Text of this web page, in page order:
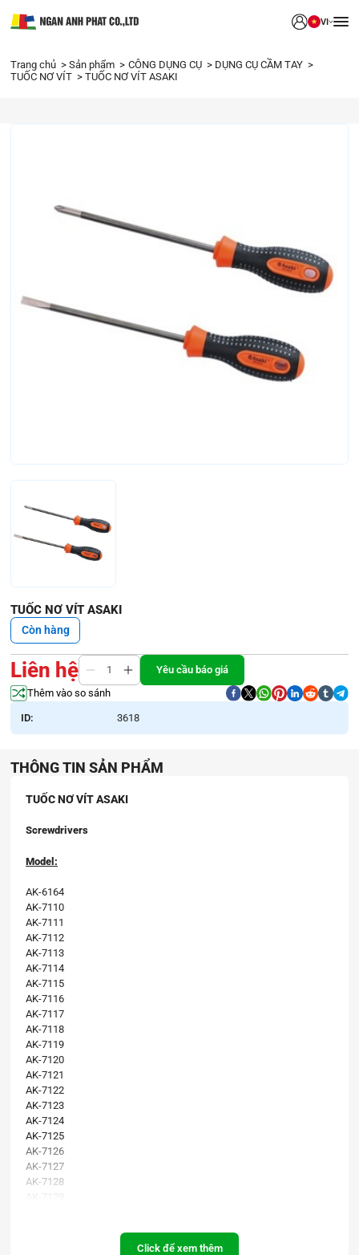
VI
Trang chủ Sản phẩm CÔNG DỤNG CỤ
DỤNG CỤ CẦM TAY
TUỐC NƠ VÍT
TUỐC NƠ VÍT ASAKI
TUỐC NƠ VÍT ASAKI
Còn hàng
Liên hệ
Yêu cầu báo giá
Thêm vào so sánh
ID: 3618
THÔNG TIN SẢN PHẨM
TUỐC NƠ VÍT ASAKI
Screwdrivers
Model:
AK-6164
AK-7110
AK-7111
AK-7112
AK-7113
AK-7114
AK-7115
AK-7116
AK-7117
AK-7118
AK-7119
AK-7120
AK-7121
AK-7122
AK-7123
AK-7124
AK-7125
AK-7126
AK-7127
AK-7128
Click để xem thêm